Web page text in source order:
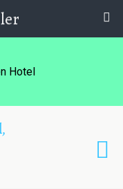
Hotel